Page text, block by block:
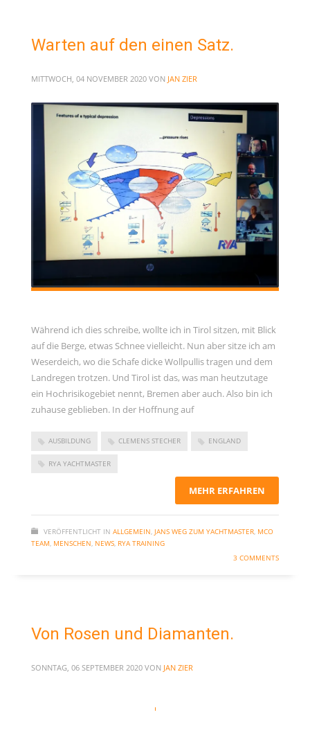
Warten auf den einen Satz.
MITTWOCH, 04 NOVEMBER 2020 VON JAN ZIER
Während ich dies schreibe, wollte ich in Tirol sitzen, mit Blick
auf die Berge, etwas Schnee vielleicht. Nun aber sitze ich am
Weserdeich, wo die Schafe dicke Wollpullis tragen und dem
Landregen trotzen. Und Tirol ist das, was man heutzutage
ein Hochrisikogebiet nennt, Bremen aber auch. Also bin ich
zuhause geblieben. In der Hoffnung auf
AUSBILDUNG CLEMENS STECHER ENGLAND
RYA YACHTMASTER
MEHR ERFAHREN
VERÖFFENTLICHT IN ALLGEMEIN, JANS WEG ZUM YACHTMASTER, MCO
TEAM, MENSCHEN, NEWS, RYA TRAINING
3 COMMENTS
Von Rosen und Diamanten.
SONNTAG, 06 SEPTEMBER 2020 VON JAN ZIER